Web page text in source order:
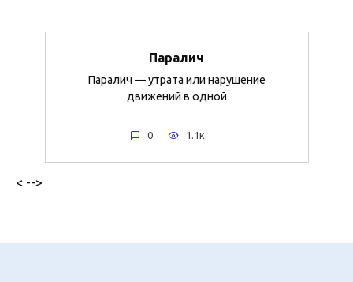
Паралич
Паралич — утрата или нарушение
движений в одной
0 1.1к.
< -->